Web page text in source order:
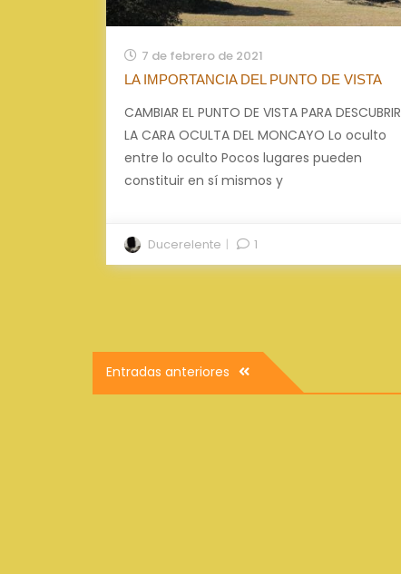
7 de febrero de 2021
LA IMPORTANCIA DEL PUNTO DE VISTA
CAMBIAR EL PUNTO DE VISTA PARA DESCUBRIR
LA CARA OCULTA DEL MONCAYO Lo oculto
entre lo oculto Pocos lugares pueden
constituir en sí mismos y
Ducerelente 1
Navegación
de
Entradas anteriores